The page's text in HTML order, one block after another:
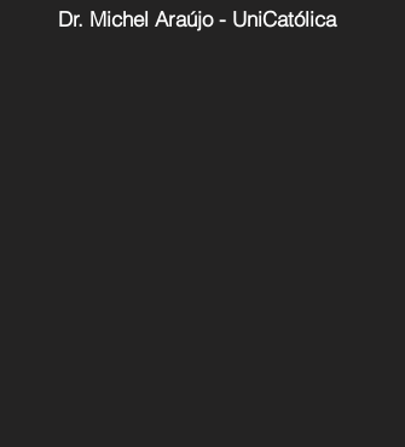
Dr. Michel Araújo - UniCatólica